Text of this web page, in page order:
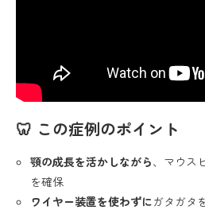
🦷 この症例のポイント
顎の成長を活かしながら、マウス
を確保
ワイヤー装置を使わずにガタガタ